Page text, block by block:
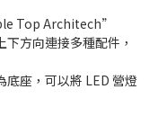
Top Architech”
方向連接多種配件，
底座，可以將 LED 營燈